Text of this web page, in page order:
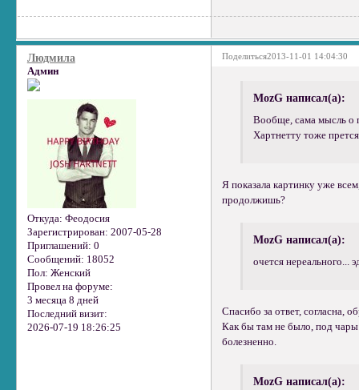
Поделиться2013-11-01 14:04:30
Людмила
Админ
Откуда: Феодосия
Зарегистрирован: 2007-05-28
Приглашений: 0
Сообщений: 18052
Пол: Женский
Провел на форуме:
3 месяца 8 дней
Последний визит:
2026-07-19 18:26:25
MozG написал(а):
Вообще, сама мысль о
Хартнетту тоже
Я показала картинку уже
продолжишь?
MozG написал(а):
очется нереального...
Спасибо за ответ, согласна,
Как бы там не было, под чары
болезненно.
MozG написал(а):